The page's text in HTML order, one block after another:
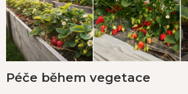
Péče během vegetace